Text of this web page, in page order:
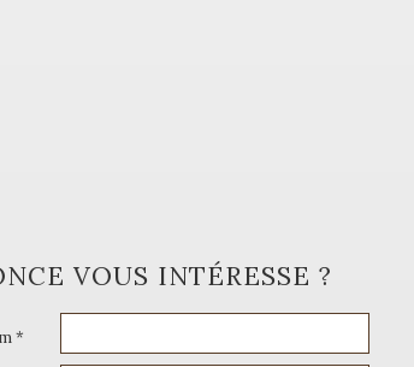
VOUS INTÉRESSE ?
*